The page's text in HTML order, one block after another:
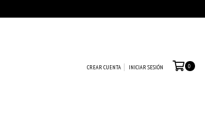
CREAR CUENTA INICIAR SESIÓN 0